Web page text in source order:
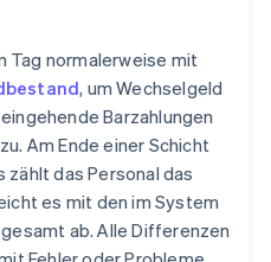
Tag normalerweise mit
, um Wechselgeld
Barzahlungen
Am Ende einer Schicht
das Personal das
es mit den im System
ab. Alle Differenzen